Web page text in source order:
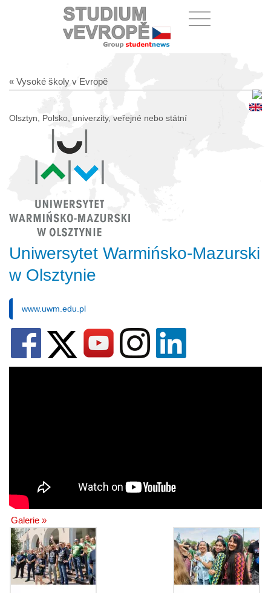
« Vysoké školy v Evropě
Olsztyn, Polsko, univerzity, veřejné nebo státní
Uniwersytet Warmińsko-Mazurski
w Olsztynie
www.uwm.edu.pl
Galerie »